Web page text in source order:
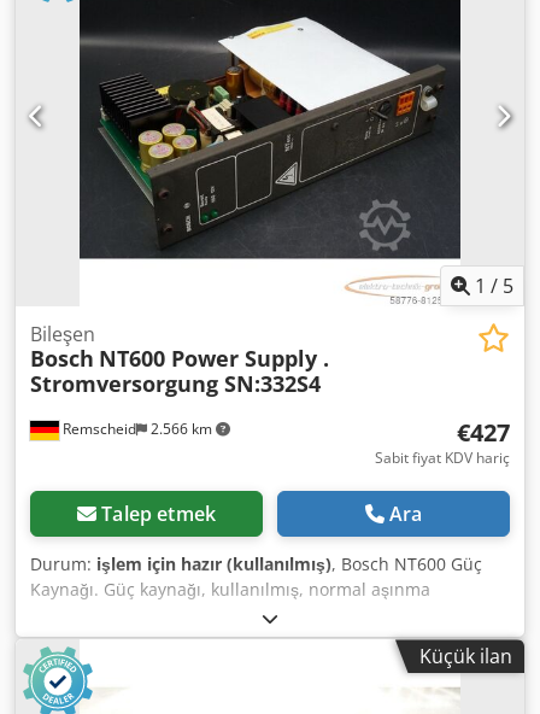
1 / 5
Remscheid 2.566 km
Bileşen
Bosch NT600 Power Supply .
Stromversorgung SN:332S4
€427
Sabit fiyat KDV hariç
Talep etmek Ara
Durum: işlem için hazır (kullanılmış), Bosch NT600 Güç
Kaynağı. Güç kaynağı, kullanılmış, normal aşınma
belirtileri, %100 işlevsel, fotoğraflara göre teslimat kapsamı
Djdpfx Asi D Uayef Tjkr
Küçük ilan